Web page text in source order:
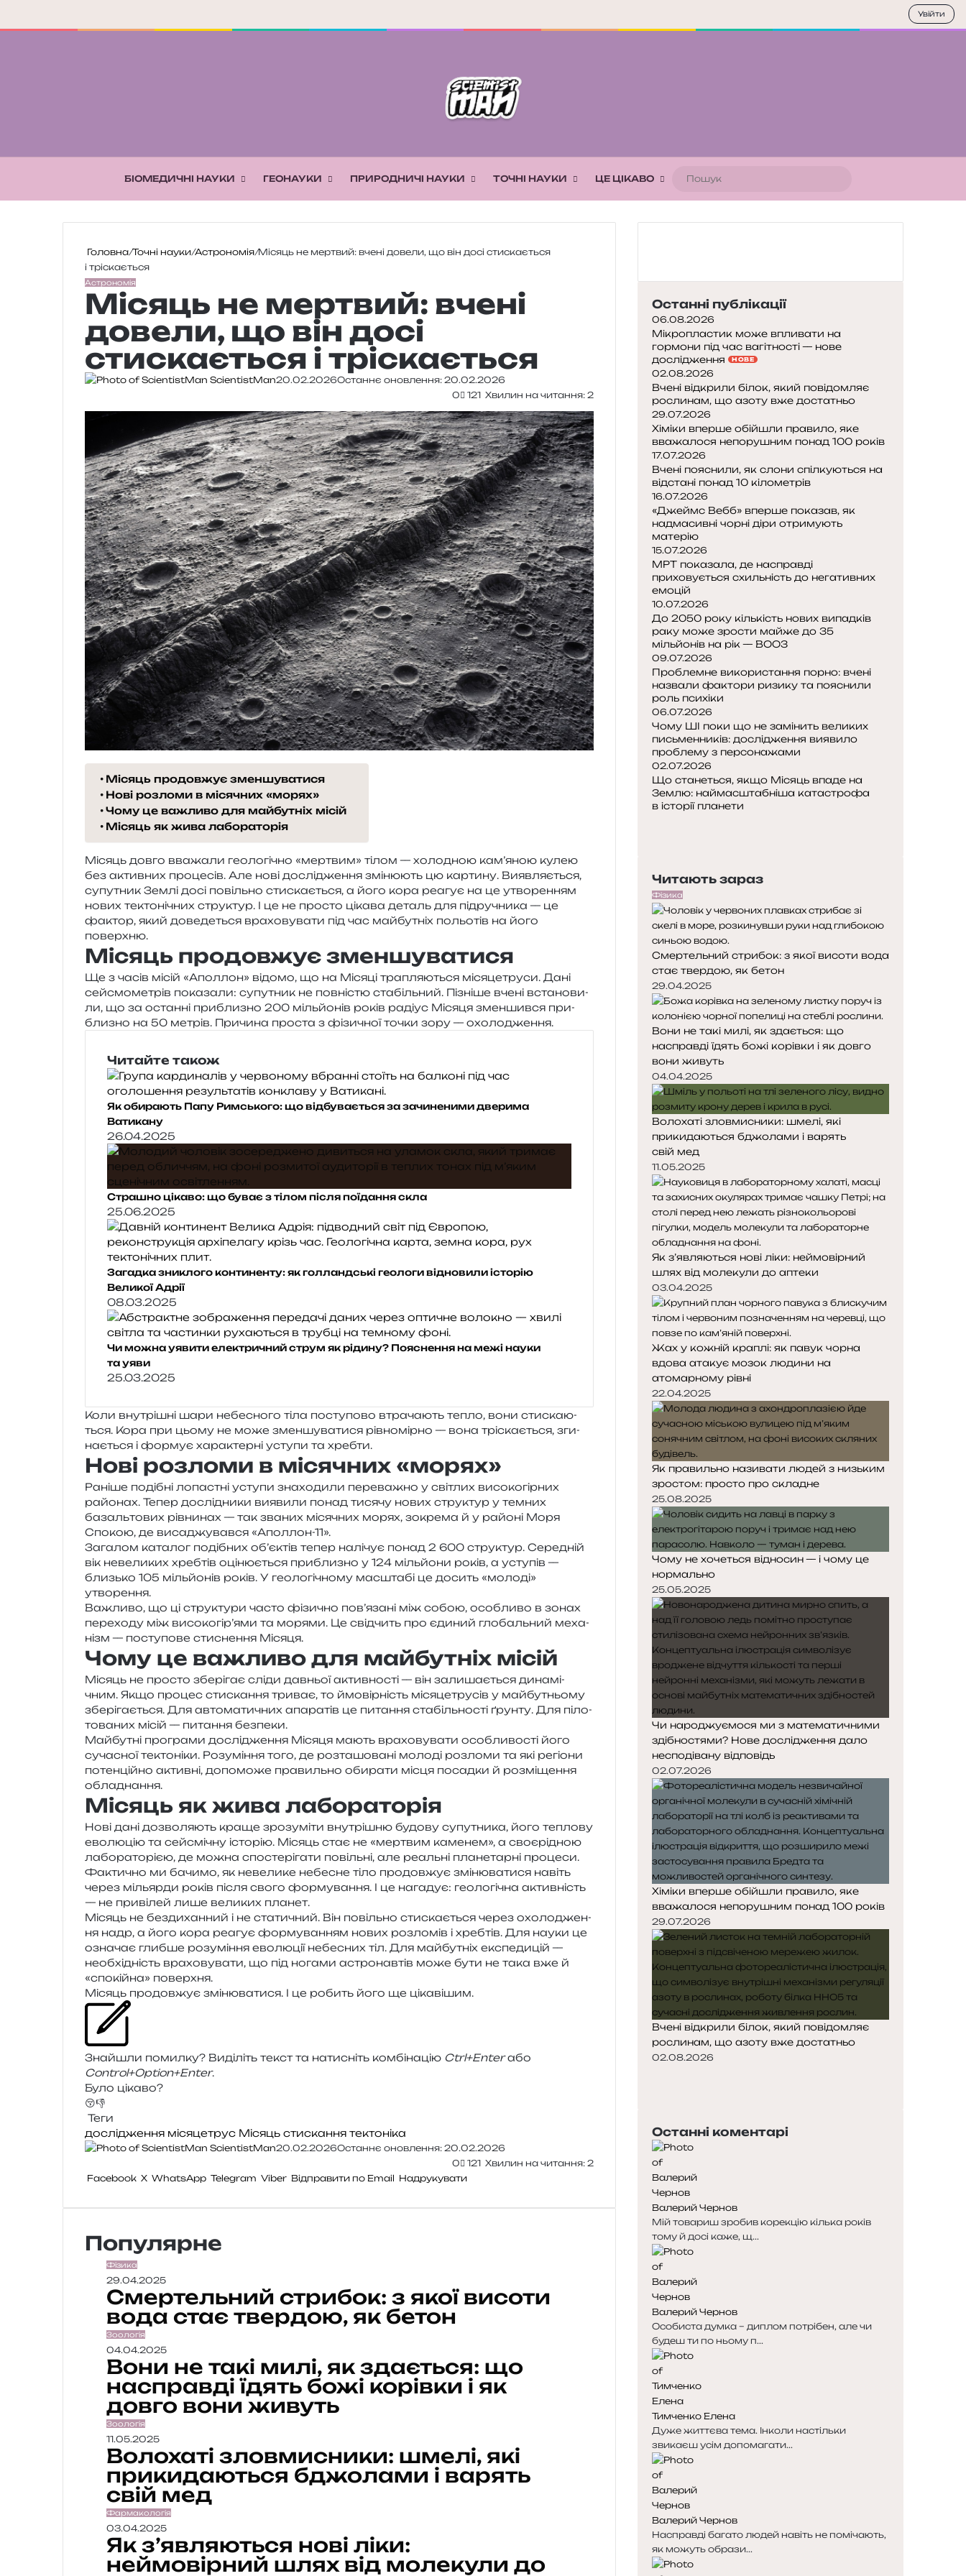
БІОМЕДИЧНІ НАУКИ ГЕОНАУКИ ПРИРОДНИЧІ НАУКИ ТОЧНІ НАУКИ ЦЕ ЦІКАВО
Головна/Точні науки/Астрономія/Місяць не мертвий: вчені довели, що він досі стискається
і тріскається
Астрономія
Місяць не мертвий: вчені
довели, що він досі
стискається і тріскається
ScientistMan20.02.2026Останнє оновлення: 20.02.2026
0
121 Хвилин на читання: 2
Місяць продовжує зменшуватися
Нові розломи в місячних «морях»
Чому це важливо для майбутніх місій
Місяць як жива лабораторія
Місяць довго вва­жа­ли гео­ло­гі­чно «мер­твим» тілом — холо­дною кам’яною кулею
без актив­них про­це­сів. Але нові дослі­дже­н­ня змі­ню­ють цю кар­ти­ну. Виявляється,
супу­тник Землі досі повіль­но сти­ска­є­ться, а його кора реа­гує на це утво­ре­н­ням
нових текто­ні­чних стру­ктур. І це не про­сто ціка­ва деталь для під­ру­чни­ка — це
фактор, який дове­де­ться вра­хо­ву­ва­ти під час май­бу­тніх польо­тів на його
поверхню.
Місяць продовжує зменшуватися
Ще з часів місій «Аполлон» відо­мо, що на Місяці тра­пля­ю­ться міся­це­тру­си. Дані
сей­смо­ме­трів пока­за­ли: супу­тник не пов­ні­стю ста­біль­ний. Пізніше вчені вста­но­ви­
ли, що за остан­ні при­бли­зно 200 міль­йо­нів років раді­ус Місяця змен­шив­ся при­
бли­зно на 50 метрів. Причина про­ста з фізи­чної точки зору — охолодження.
Читайте також
Як обирають Папу Римського: що відбувається за зачиненими дверима
Ватикану
26.04.2025
Страшно цікаво: що буває з тілом після поїдання скла
25.06.2025
Загадка зниклого континенту: як голландські геологи відновили історію
Великої Адрії
08.03.2025
Чи можна уявити електричний струм як рідину? Пояснення на межі науки
та уяви
25.03.2025
Коли вну­трі­шні шари небе­сно­го тіла посту­по­во втра­ча­ють тепло, вони сти­ска­ю­
ться. Кора при цьому не може змен­шу­ва­ти­ся рів­но­мір­но — вона трі­ска­є­ться, зги­
на­є­ться і фор­мує хара­ктер­ні усту­пи та хребти.
Нові розломи в місячних «морях»
Раніше поді­бні лопа­стні усту­пи зна­хо­ди­ли пере­ва­жно у сві­тлих висо­ко­гір­них
райо­нах. Тепер дослі­дни­ки вияви­ли понад тися­чу нових стру­ктур у тем­них
базаль­то­вих рів­ни­нах — так зва­них міся­чних морях, зокре­ма й у райо­ні Моря
Спокою, де виса­джу­вав­ся «Аполлон-11».
Загалом ката­лог поді­бних об’єктів тепер налі­чує понад 2 600 стру­ктур. Середній
вік неве­ли­ких хреб­тів оці­ню­є­ться при­бли­зно у 124 міль­йо­ни років, а усту­пів —
близь­ко 105 міль­йо­нів років. У гео­ло­гі­чно­му мас­шта­бі це досить «моло­ді»
утворення.
Важливо, що ці стру­кту­ри часто фізи­чно пов’язані між собою, осо­бли­во в зонах
пере­хо­ду між високогір’ями та моря­ми. Це свід­чить про єди­ний гло­баль­ний меха­
нізм — посту­по­ве сти­сне­н­ня Місяця.
Чому це важливо для майбутніх місій
Місяць не про­сто збе­рі­гає сліди дав­ньої актив­но­сті — він зали­ша­є­ться дина­мі­
чним. Якщо про­цес сти­ска­н­ня три­ває, то ймо­вір­ність міся­це­тру­сів у май­бу­тньо­му
збе­рі­га­є­ться. Для авто­ма­ти­чних апа­ра­тів це пита­н­ня ста­біль­но­сті ґрун­ту. Для піло­
то­ва­них місій — пита­н­ня безпеки.
Майбутні про­гра­ми дослі­дже­н­ня Місяця мають вра­хо­ву­ва­ти осо­бли­во­сті його
суча­сної текто­ні­ки. Розуміння того, де роз­та­шо­ва­ні моло­ді роз­ло­ми та які регіо­ни
потен­цій­но актив­ні, допо­мо­же пра­виль­но оби­ра­ти місця посад­ки й роз­мі­ще­н­ня
обладнання.
Місяць як жива лабораторія
Нові дані дозво­ля­ють краще зро­зу­мі­ти вну­трі­шню будо­ву супу­тни­ка, його тепло­ву
ево­лю­цію та сей­смі­чну істо­рію. Місяць стає не «мер­твим каме­нем», а своє­рі­дною
лабо­ра­то­рі­єю, де можна спо­сте­рі­га­ти повіль­ні, але реаль­ні пла­не­тар­ні процеси.
Фактично ми бачи­мо, як неве­ли­ке небе­сне тіло про­дов­жує змі­ню­ва­ти­ся навіть
через мільяр­ди років після свого фор­му­ва­н­ня. І це нага­дує: гео­ло­гі­чна актив­ність
— не при­ві­лей лише вели­ких планет.
Місяць не без­ди­хан­ний і не ста­ти­чний. Він повіль­но сти­ска­є­ться через охо­ло­дже­н­
ня надр, а його кора реа­гує фор­му­ва­н­ням нових роз­ло­мів і хреб­тів. Для науки це
озна­чає глиб­ше розу­мі­н­ня ево­лю­ції небе­сних тіл. Для май­бу­тніх екс­пе­ди­цій —
необ­хі­дність вра­хо­ву­ва­ти, що під нога­ми астро­нав­тів може бути не така вже й
«спо­кій­на» поверхня.
Місяць про­дов­жує змі­ню­ва­ти­ся. І це робить його ще цікавішим.
Знайшли помил­ку? Виділіть текст та нати­сніть ком­бі­на­цію Ctrl+Enterабо
Control+Option+Enter.
Було цікаво?
😚👎
Теги
дослідження місяцетрус Місяць стискання тектоніка
ScientistMan20.02.2026Останнє оновлення: 20.02.2026
0
121 Хвилин на читання: 2
Facebook X WhatsApp Telegram Viber Відправити по Email Надрукувати
Популярне
Фізика
29.04.2025
Смертельний стрибок: з якої висоти
вода стає твердою, як бетон
Зоологія
04.04.2025
Вони не такі милі, як здається: що
насправді їдять божі корівки і як
довго вони живуть
Зоологія
11.05.2025
Волохаті зловмисники: шмелі, які
прикидаються бджолами і варять
свій мед
Фармакологія
03.04.2025
Як з’являються нові ліки:
неймовірний шлях від молекули до
Останні публікації
06.08.2026
Мікропластик може впливати на
гормони під час вагітності — нове
дослідження
НОВЕ
02.08.2026
Вчені відкрили білок, який повідомляє
рослинам, що азоту вже достатньо
29.07.2026
Хіміки вперше обійшли правило, яке
вважалося непорушним понад 100 років
17.07.2026
Вчені пояснили, як слони спілкуються на
відстані понад 10 кілометрів
16.07.2026
«Джеймс Вебб» вперше показав, як
надмасивні чорні діри отримують
матерію
15.07.2026
МРТ показала, де насправді
приховується схильність до негативних
емоцій
10.07.2026
До 2050 року кількість нових випадків
раку може зрости майже до 35
мільйонів на рік — ВООЗ
09.07.2026
Проблемне використання порно: вчені
назвали фактори ризику та пояснили
роль психіки
06.07.2026
Чому ШІ поки що не замінить великих
письменників: дослідження виявило
проблему з персонажами
02.07.2026
Що станеться, якщо Місяць впаде на
Землю: наймасштабніша катастрофа
в історії планети
Читають зараз
Фізика
Смертельний стрибок: з якої висоти вода
стає твердою, як бетон
29.04.2025
Вони не такі милі, як здається: що
насправді їдять божі корівки і як довго
вони живуть
04.04.2025
Волохаті зловмисники: шмелі, які
прикидаються бджолами і варять
свій мед
11.05.2025
Як з’являються нові ліки: неймовірний
шлях від молекули до аптеки
03.04.2025
Жах у кожній краплі: як павук чорна
вдова атакує мозок людини на
атомарному рівні
22.04.2025
Як правильно називати людей з низьким
зростом: просто про складне
25.08.2025
Чому не хочеться відносин — і чому це
нормально
25.05.2025
Чи народжуємося ми з математичними
здібностями? Нове дослідження дало
несподівану відповідь
02.07.2026
Хіміки вперше обійшли правило, яке
вважалося непорушним понад 100 років
29.07.2026
Вчені відкрили білок, який повідомляє
рослинам, що азоту вже достатньо
02.08.2026
Останні коментарі
Валерий Чернов
Мій товариш зробив корекцію кілька років
тому й досі каже, щ...
Валерий Чернов
Особиста думка – диплом потрібен, але чи
будеш ти по ньому п...
Тимченко Елена
Дуже життєва тема. Інколи настільки
звикаєш усім допомагати...
Валерий Чернов
Насправді багато людей навіть не помічають,
як можуть образи...
Увійти